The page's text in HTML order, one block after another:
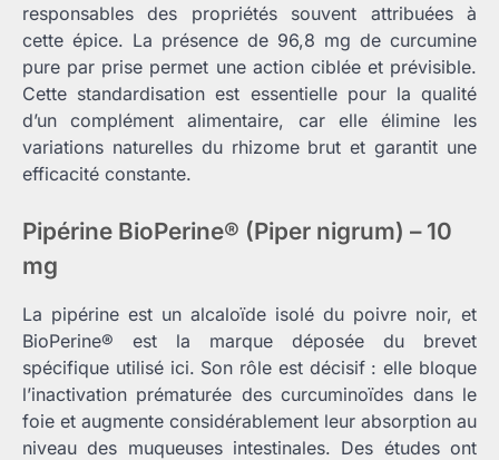
responsables des propriétés souvent attribuées à
cette épice. La présence de 96,8 mg de curcumine
pure par prise permet une action ciblée et prévisible.
Cette standardisation est essentielle pour la qualité
d’un complément alimentaire, car elle élimine les
variations naturelles du rhizome brut et garantit une
efficacité constante.
Pipérine BioPerine® (Piper nigrum) – 10
mg
La pipérine est un alcaloïde isolé du poivre noir, et
BioPerine® est la marque déposée du brevet
spécifique utilisé ici. Son rôle est décisif : elle bloque
l’inactivation prématurée des curcuminoïdes dans le
foie et augmente considérablement leur absorption au
niveau des muqueuses intestinales. Des études ont